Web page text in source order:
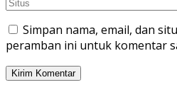
Simpan nama, email, dan
peramban ini untuk komentar